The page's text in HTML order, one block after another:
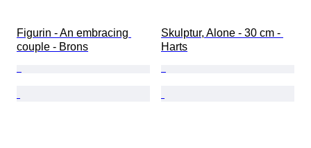
Figurin - An embracing
couple - Brons
Skulptur, Alone - 30 cm -
Harts